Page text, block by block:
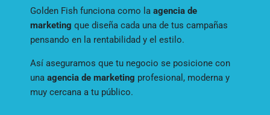
Golden Fish funciona como la agencia de
marketing que diseña cada una de tus campañas
pensando en la rentabilidad y el estilo.
Así aseguramos que tu negocio se posicione con
una agencia de marketing profesional, moderna y
muy cercana a tu público.